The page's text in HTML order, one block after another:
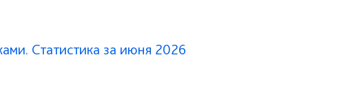
Статистика за июня 2026